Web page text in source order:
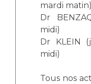
Activité
Cancer
Médicale
Radiologie /
Cancérologie
Les pôles
Adresser un
mardi matin)
Dr
midi)
Dr KLEIN
midi)
Tous nos